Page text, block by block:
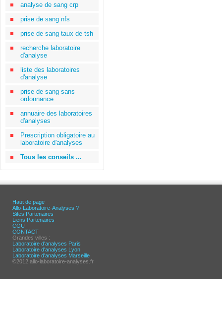
analyse de sang crp
prise de sang nfs
prise de sang taux de tsh
recherche laboratoire
d'analyse
liste des laboratoires
d'analyse
prise de sang sans
ordonnance
annuaire des laboratoires
d'analyses
Prescription obligatoire au
laboratoire d'analyses
Tous les conseils ...
Haut de page
Allo-Laboratoire-Analyses ?
Sites Partenaires
Liens Partenaires
CGU
CONTACT
Grandes villes :
Laboratoire d'analyses Paris
Laboratoire d'analyses Lyon
Laboratoire d'analyses Marseille
©2012 allo-laboratoire-analyses.fr